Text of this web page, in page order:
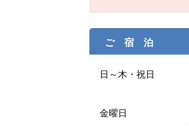
ご 宿 泊
日～木・祝日
金曜日